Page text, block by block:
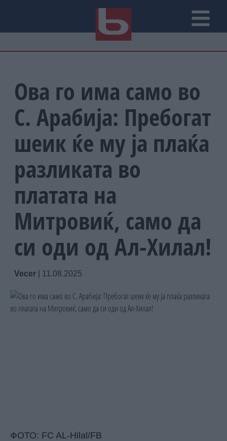
Ова го има само во
С. Арабија: Пребогат
шеик ќе му ја плаќа
разликата во
платата на
Митровиќ, само да
си оди од Ал-Хилал!
Vecer 11.08.2025
ФОТО: FC AL-Hilal/FB